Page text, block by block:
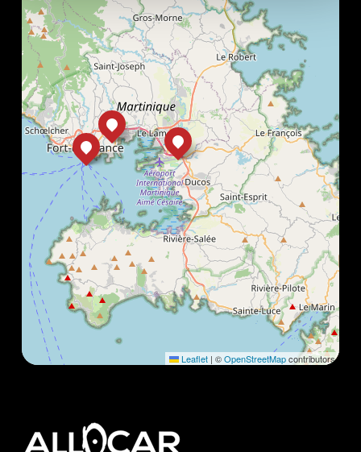
Leaflet | ©OpenStreetMapcontributors